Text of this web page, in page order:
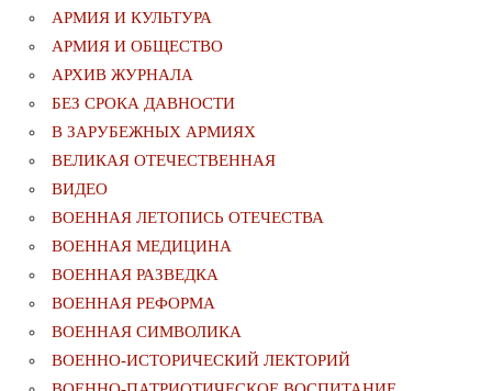
АРМИЯ И КУЛЬТУРА
АРМИЯ И ОБЩЕСТВО
АРХИВ ЖУРНАЛА
БЕЗ СРОКА ДАВНОСТИ
В ЗАРУБЕЖНЫХ АРМИЯХ
ВЕЛИКАЯ ОТЕЧЕСТВЕННАЯ
ВИДЕО
ВОЕННАЯ ЛЕТОПИСЬ ОТЕЧЕСТВА
ВОЕННАЯ МЕДИЦИНА
ВОЕННАЯ РАЗВЕДКА
ВОЕННАЯ РЕФОРМА
ВОЕННАЯ СИМВОЛИКА
ВОЕННО-ИСТОРИЧЕСКИЙ ЛЕКТОРИЙ